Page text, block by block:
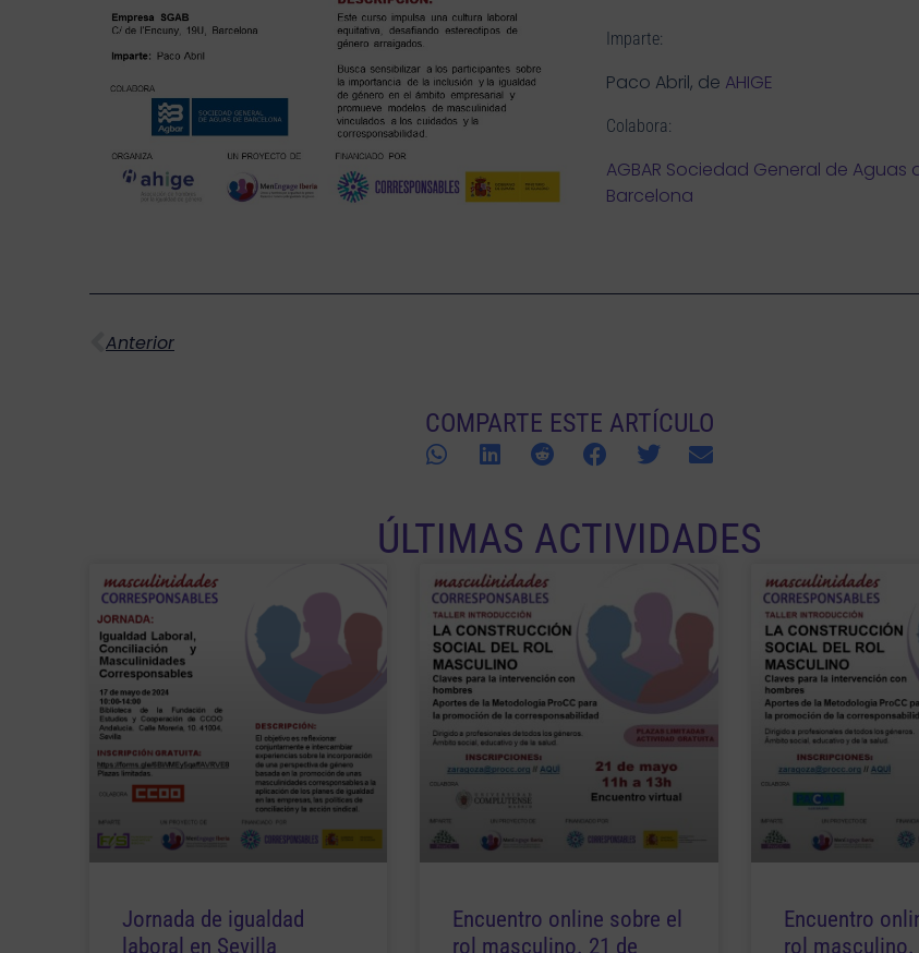
Imparte:
Paco Abril, de AHIGE
Colabora:
AGBAR Sociedad General de Aguas
Barcelona
Anterior
COMPARTE ESTE ARTÍCULO
ÚLTIMAS ACTIVIDADES
Jornada de igualdad
laboral en Sevilla
Encuentro online sobre el
rol masculino. 21 de
Encuentro
rol masculino.